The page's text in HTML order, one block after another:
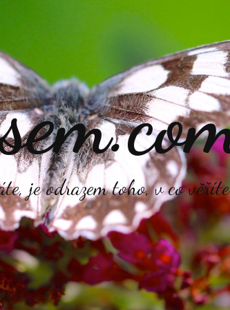
je odrazem toho, v co